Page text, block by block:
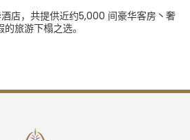
店，共提供近约5,000 间豪华客房丶奢
旅游下榻之选。